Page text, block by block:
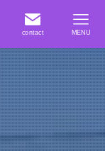
contact MENU